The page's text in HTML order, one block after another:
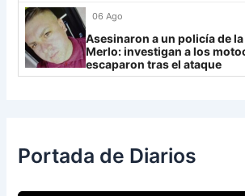
Libertad
06 Ago
Asesinaron a un policía de
Merlo: investigan a los
escaparon tras el ataque
Portada de Diarios